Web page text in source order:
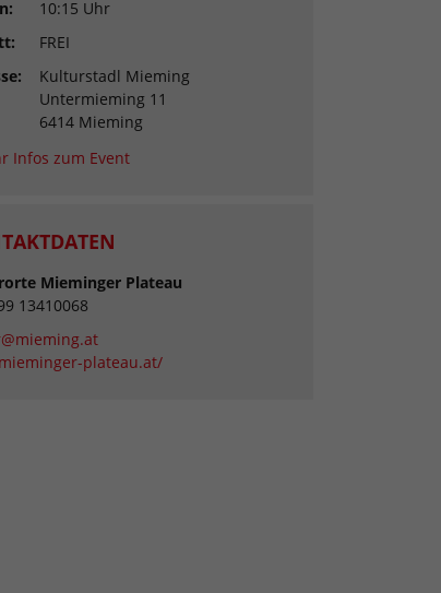
10:15 Uhr
FREI
Kulturstadl Mieming
Untermieming 11
6414 Mieming
Infos zum Event
Mieminger Plateau
13410068
plateau.at/